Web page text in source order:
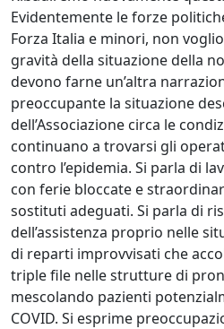
Evidentemente le forze
Forza Italia e minori, non
gravità della situazione della
devono farne un’altra
preoccupante la situazione
dell’Associazione circa le
continuano a trovarsi gli
contro l’epidemia. Si parla di
con ferie bloccate e
sostituti adeguati. Si parla di
dell’assistenza proprio nelle
di reparti improvvisati che
triple file nelle strutture di
mescolando pazienti
COVID. Si esprime